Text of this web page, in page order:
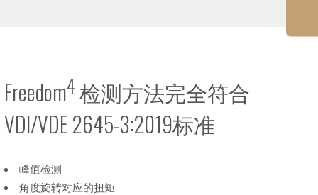
Freedom4检测方法完全符合
VDI/VDE 2645-3:2019标准
峰值检测
角度旋转对应的扭矩